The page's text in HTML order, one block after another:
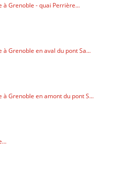
à Grenoble - quai Perrière...
à Grenoble en aval du pont Sa...
à Grenoble en amont du pont S...